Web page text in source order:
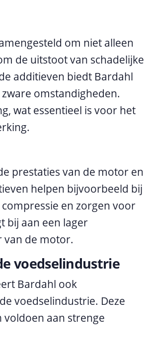
om niet alleen
de uitstoot van schadelijke
additieven biedt Bardahl
omstandigheden.
wat essentieel is voor het
prestaties van de motor en
helpen bijvoorbeeld bij
en zorgen voor
bij aan een lager
van de motor.
voedselindustrie
Bardahl ook
voedselindustrie. Deze
voldoen aan strenge